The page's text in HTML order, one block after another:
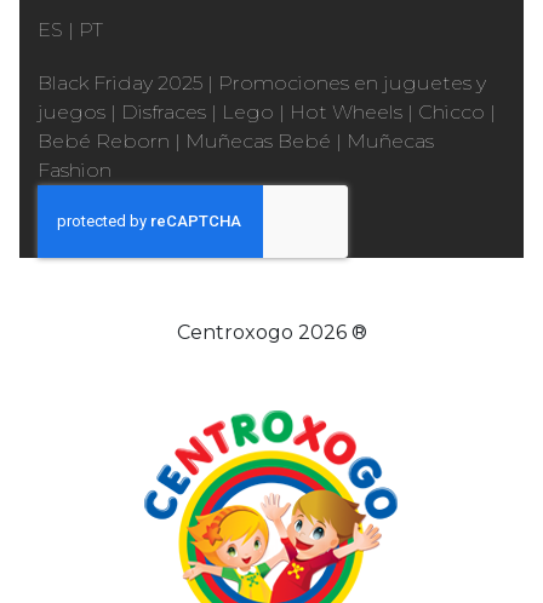
ES | PT
Black Friday 2025 | Promociones en juguetes y
juegos | Disfraces | Lego | Hot Wheels | Chicco |
Bebé Reborn | Muñecas Bebé | Muñecas
Fashion
Centroxogo 2026 ®